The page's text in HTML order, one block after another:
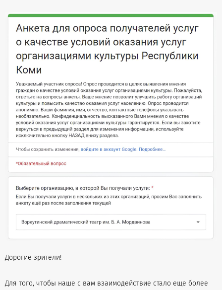
Дорогие зрители!
Для того, чтобы наше с вам взаимодействие стало еще более